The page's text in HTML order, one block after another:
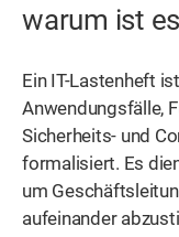
warum ist
Ein IT-Lastenheft
Anwendungsfälle,
Sicherheits- und
formalisiert. Es
um
aufeinander